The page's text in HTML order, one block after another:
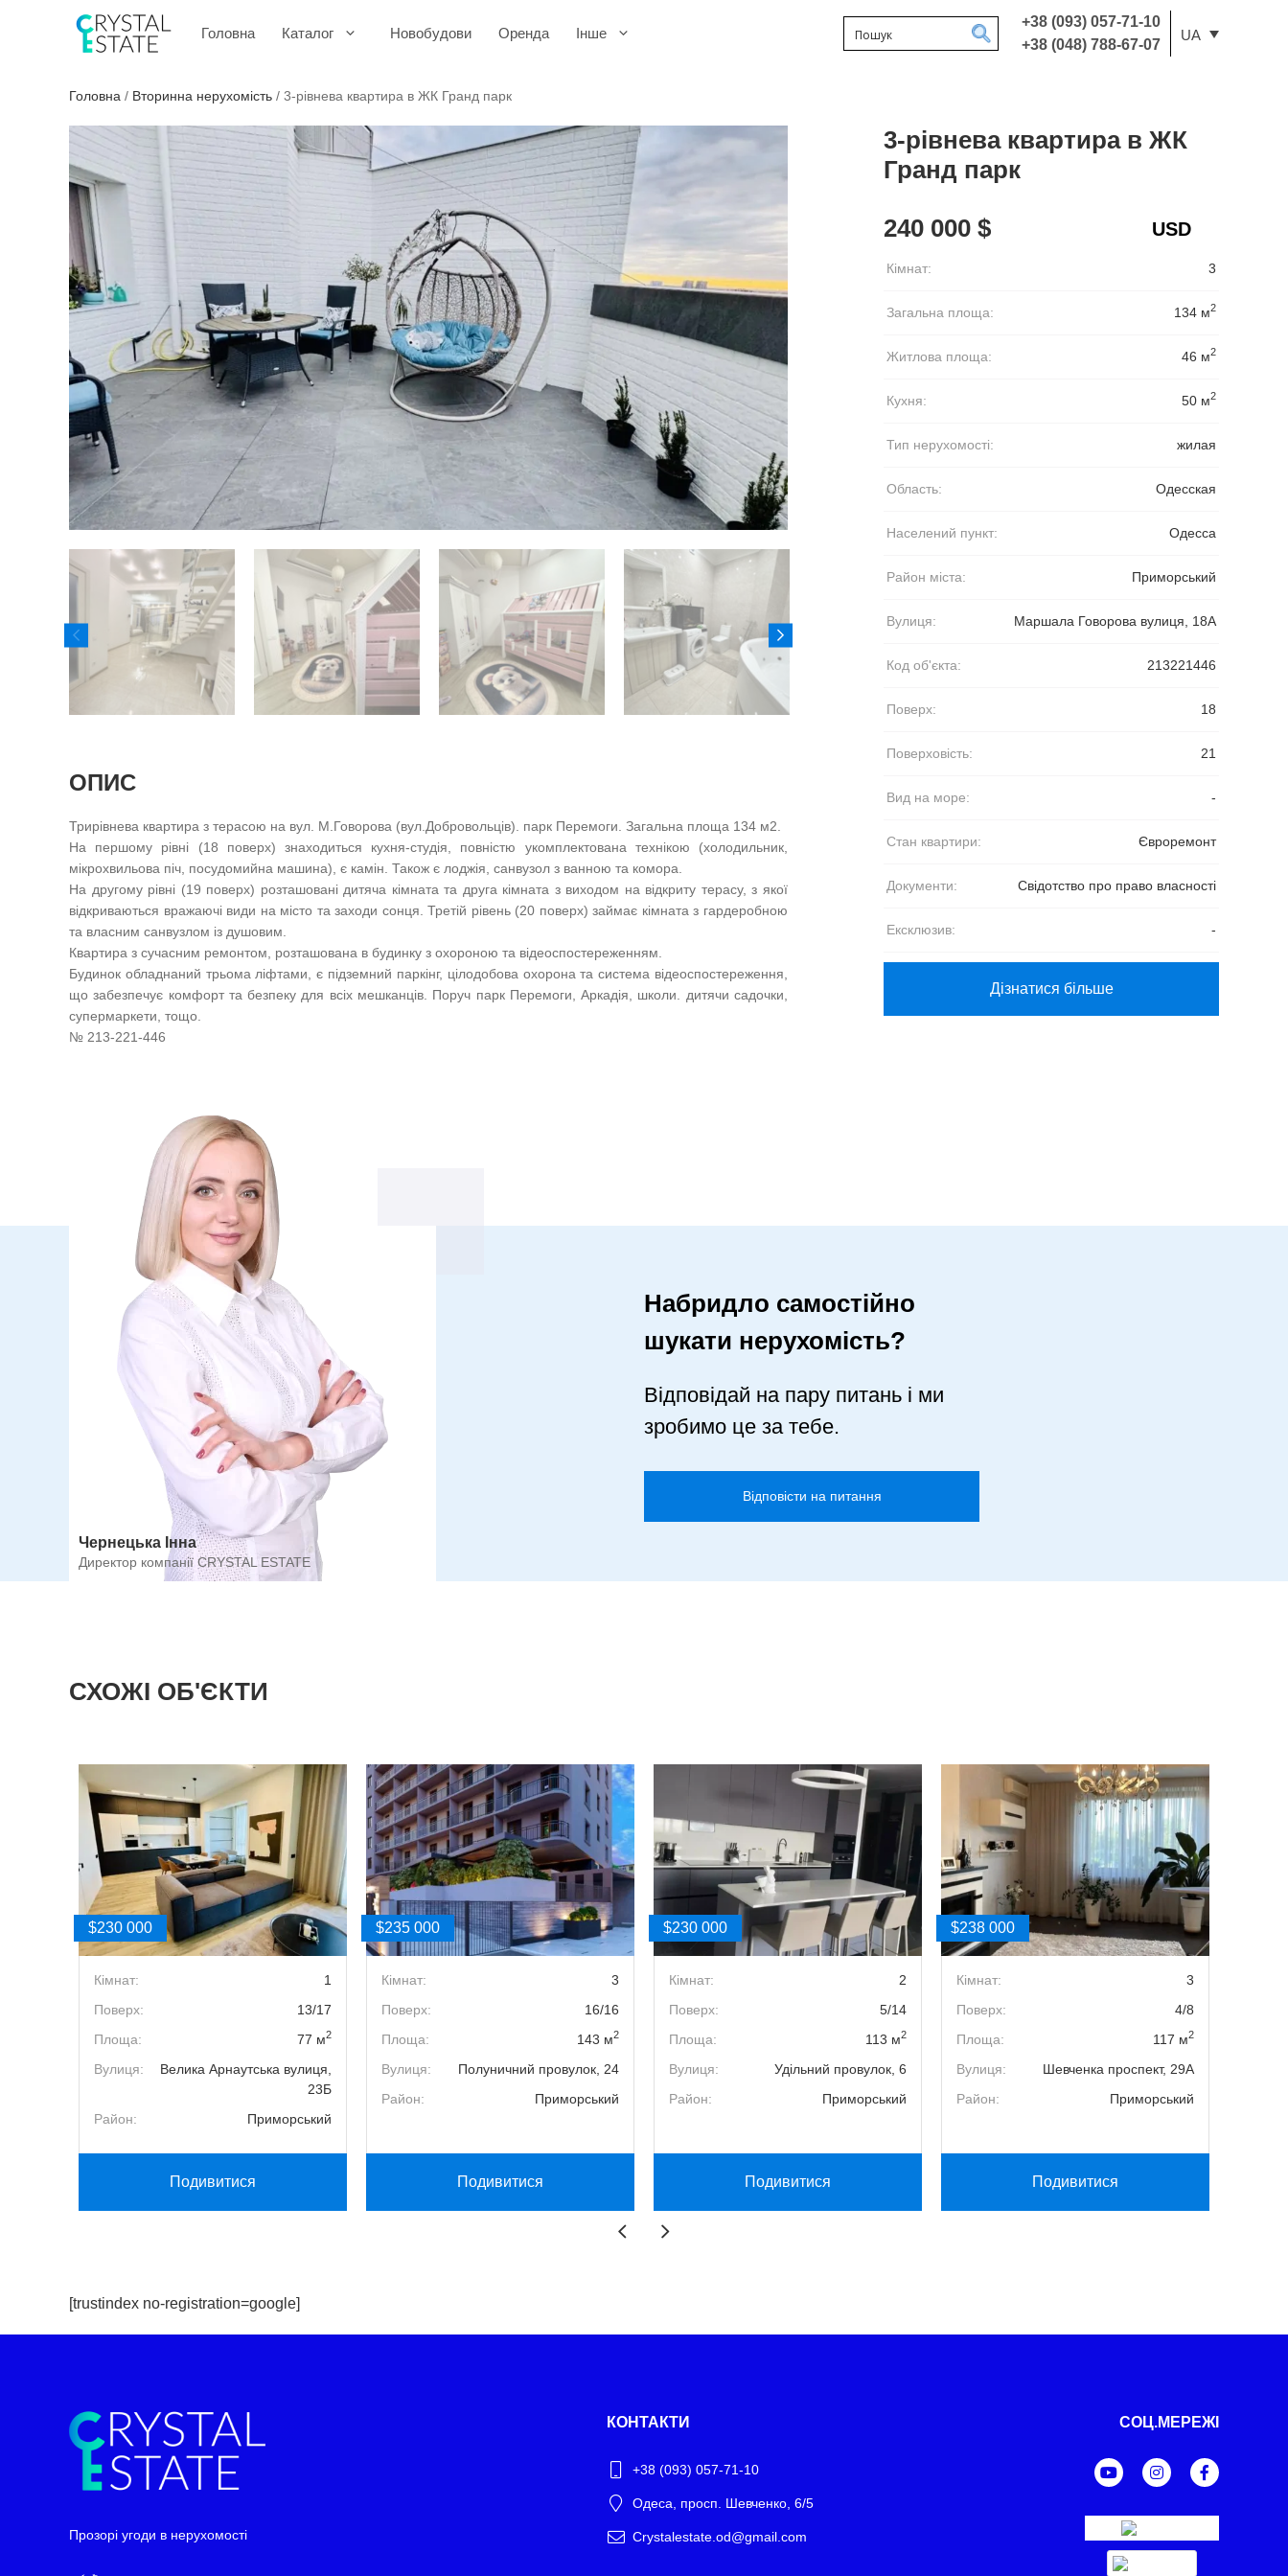
+38 (093) 057-71-10
+38 (048) 788-67-07
UA
Головна Каталог Новобудови Оренда Інше
Головна / Вторинна нерухомість / 3-рівнева квартира в ЖК Гранд парк
ОПИС
Трирівнева квартира з терасою на вул. М.Говорова (вул.Добровольців). парк Перемоги. Загальна площа 134 м2.
На першому рівні (18 поверх) знаходиться кухня-студія, повністю укомплектована технікою (холодильник,
мікрохвильова піч, посудомийна машина), є камін. Також є лоджія, санвузол з ванною та комора.
На другому рівні (19 поверх) розташовані дитяча кімната та друга кімната з виходом на відкриту терасу, з якої
відкриваються вражаючі види на місто та заходи сонця. Третій рівень (20 поверх) займає кімната з гардеробною
та власним санвузлом із душовим.
Квартира з сучасним ремонтом, розташована в будинку з охороною та відеоспостереженням.
Будинок обладнаний трьома ліфтами, є підземний паркінг, цілодобова охорона та система відеоспостереження,
що забезпечує комфорт та безпеку для всіх мешканців. Поруч парк Перемоги, Аркадія, школи. дитячи садочки,
супермаркети, тощо.
№ 213-221-446
3-рівнева квартира в ЖК
Гранд парк
240 000 $
Кімнат: 3
Загальна площа: 134 м2
Житлова площа: 46 м2
Кухня: 50 м2
Тип нерухомості: жилая
Область: Одесская
Населений пункт: Одесса
Район міста: Приморський
Вулиця: Маршала Говорова вулиця, 18А
Код об'єкта: 213221446
Поверх: 18
Поверховість: 21
Вид на море: -
Стан квартири: Євроремонт
Документи: Свідотство про право власності
Ексклюзив: -
Дізнатися більше
Чернецька Інна
Директор компанії CRYSTAL ESTATE
Набридло самостійно
шукати нерухомість?
Відповідай на пару питань і ми
зробимо це за тебе.
Відповісти на питання
СХОЖІ ОБ'ЄКТИ
$230 000
Кімнат:
1
Поверх:
13/17
Площа:
77 м2
Вулиця:
Велика Арнаутська вулиця,
23Б
Район:
Приморський
Подивитися
$235 000
Кімнат:
3
Поверх:
16/16
Площа:
143 м2
Вулиця:
Полуничний провулок, 24
Район:
Приморський
Подивитися
$230 000
Кімнат:
2
Поверх:
5/14
Площа:
113 м2
Вулиця:
Удільний провулок, 6
Район:
Приморський
Подивитися
$238 000
Кімнат:
3
Поверх:
4/8
Площа:
117 м2
Вулиця:
Шевченка проспект, 29А
Район:
Приморський
Подивитися
[trustindex no-registration=google]
Прозорі угоди в нерухомості
КОНТАКТИ
+38 (093) 057-71-10
Одеса, просп. Шевченко, 6/5
Crystalestate.od@gmail.com
СОЦ.МЕРЕЖІ
Telegram